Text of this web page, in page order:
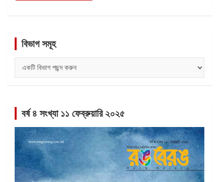
বিভাগ সমূহ
সমূহ
বর্ষ ৪ সংখ্যা ১১ ফেব্রুয়ারি ২০২৫